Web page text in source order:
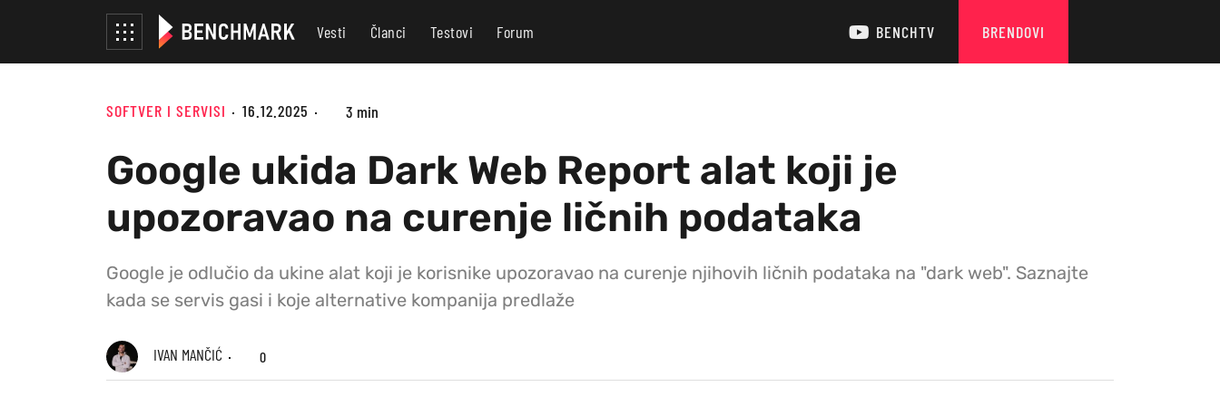
Vesti Članci Testovi Forum BENCHTV BRENDOVI
SOFTVER I SERVISI 16.12.2025 3 min
Google ukida Dark Web Report alat koji je
upozoravao na curenje ličnih podataka
Google je odlučio da ukine alat koji je korisnike upozoravao na curenje njihovih ličnih podataka na "dark web". Saznajte
kada se servis gasi i koje alternative kompanija predlaže
IVAN MANČIĆ 0